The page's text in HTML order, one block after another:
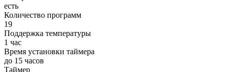
есть
Количество программ
19
Поддержка температуры
1 час
Время установки таймера
до 15 часов
Таймер